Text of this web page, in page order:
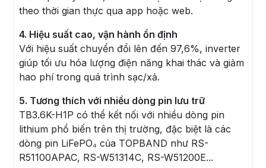
theo thời gian thực qua app hoặc web.
4. Hiệu suất cao, vận hành ổn định
Với hiệu suất chuyển đổi lên đến 97,6%, inverter
giúp tối ưu hóa lượng điện năng khai thác và giảm
hao phí trong quá trình sạc/xả.
5. Tương thích với nhiều dòng pin lưu trữ
TB3.6K-H1P có thể kết nối với nhiều dòng pin
lithium phổ biến trên thị trường, đặc biệt là các
dòng pin LiFePO₄ của TOPBAND như RS-
R51100APAC, RS-W51314C, RS-W51200E...